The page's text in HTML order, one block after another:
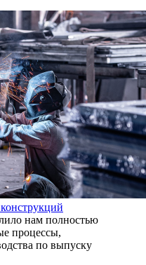
нам полностью
процессы,
по выпуску